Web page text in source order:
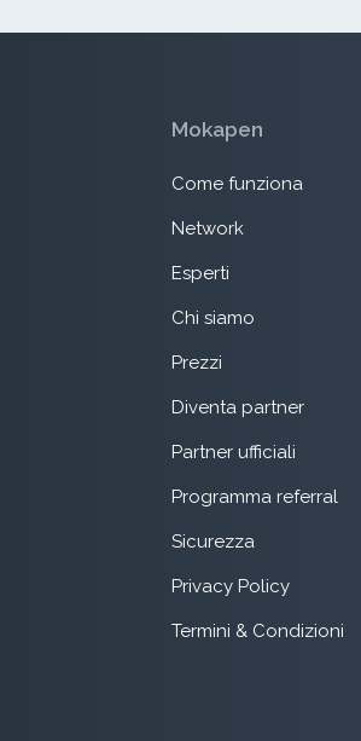
Mokapen
Come funziona
Network
Esperti
Chi siamo
Prezzi
Diventa partner
Partner ufficiali
Programma referral
Sicurezza
Privacy Policy
Termini & Condizioni